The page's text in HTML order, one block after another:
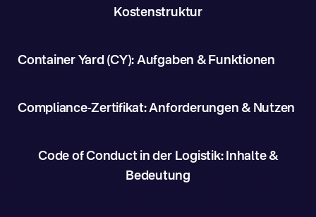
Kostenstruktur
Container Yard (CY): Aufgaben & Funktionen
Compliance-Zertifikat: Anforderungen & Nutzen
Code of Conduct in der Logistik: Inhalte &
Bedeutung